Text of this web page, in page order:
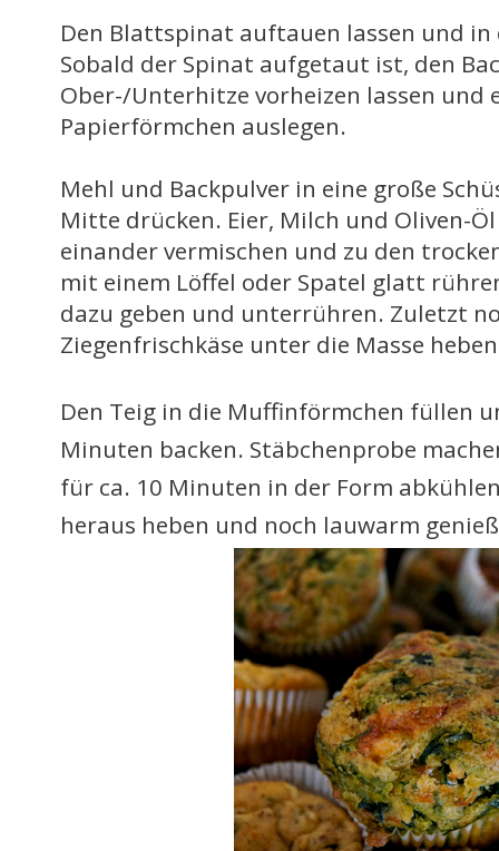
Den Blattspinat auftauen lassen und
Sobald der Spinat aufgetaut ist, den
Ober-/Unterhitze vorheizen lassen und
Papierförmchen auslegen.
Mehl und Backpulver in eine große
Mitte drücken. Eier, Milch und Oliven-
einander vermischen und zu den
mit einem Löffel oder Spatel glatt
dazu geben und unterrühren. Zuletzt
Ziegenfrischkäse unter die Masse
Den Teig in die Muffinförmchen füllen
Minuten backen. Stäbchenprobe
für ca. 10 Minuten in der Form
heraus heben und noch lauwarm